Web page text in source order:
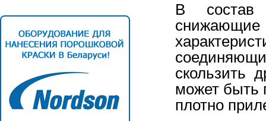
В состав
скользить
может быть
плотно